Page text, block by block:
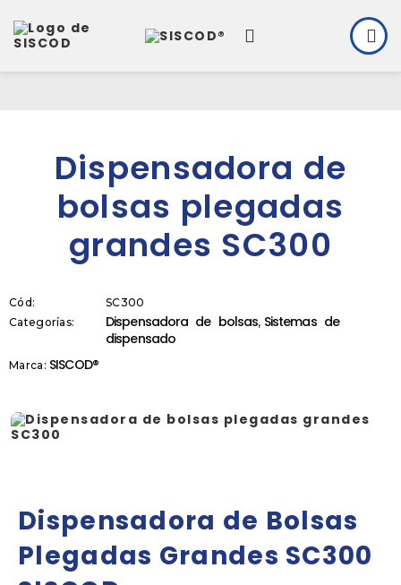
Dispensadora de
bolsas plegadas
grandes SC300
Cód:
SC300
Categorías:
Dispensadora de bolsas, Sistemas de
dispensado
Marca: SISCOD®
Dispensadora de Bolsas
Plegadas Grandes SC300